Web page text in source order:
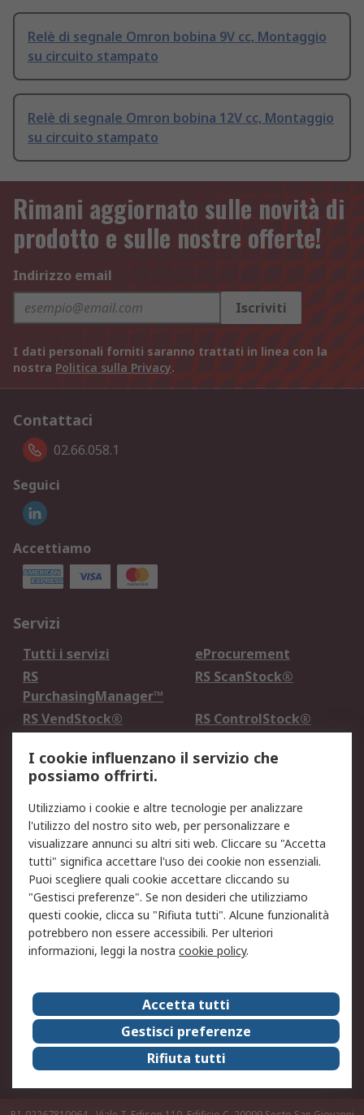
Relè di segnale Omron bobina 9V cc, Montaggio
su circuito stampato
Relè di segnale Omron bobina 12V cc, Montaggio
su circuito stampato
Rimani aggiornato sulle novità di
prodotto e sulle nostre offerte!
Indirizzo email
Iscriviti
I dati personali forniti saranno trattati in linea con la
nostra Politica sulla Privacy.
Contattaci
02.66.058.1
Seguici
Accettiamo
Servizi
Tutti i servizi
eProcurement
RS
PurchasingManager™
RS ScanStock®
RS VendStock®
RS ControlStock®
Legale
Informativa Cookie
Informativa Privacy -
Aggiornata
Email Security
Termini d'uso
Condizioni di vendita
Condizioni generali di
servizio
Etica e responsabilità
Chi Siamo
Chi Siamo
Contattaci
Supporto
ESG
Carriere
RS Group
Press Centre
Discovery: il Blog di RS
I cookie influenzano il servizio che
possiamo offrirti.
Utilizziamo i cookie e altre tecnologie per analizzare
l'utilizzo del nostro sito web, per personalizzare e
visualizzare annunci su altri siti web. Cliccare su "Accetta
tutti" significa accettare l'uso dei cookie non essenziali.
Puoi scegliere quali cookie accettare cliccando su
"Gestisci preferenze". Se non desideri che utilizziamo
questi cookie, clicca su "Rifiuta tutti". Alcune funzionalità
potrebbero non essere accessibili. Per ulteriori
informazioni, leggi la nostra cookie policy.
Accetta tutti
Gestisci preferenze
Rifiuta tutti